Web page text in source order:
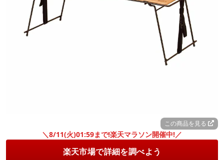
この商品を見る
＼8/11(火)01:59まで!楽天マラソン開催中!／
楽天市場で詳細を調べよう